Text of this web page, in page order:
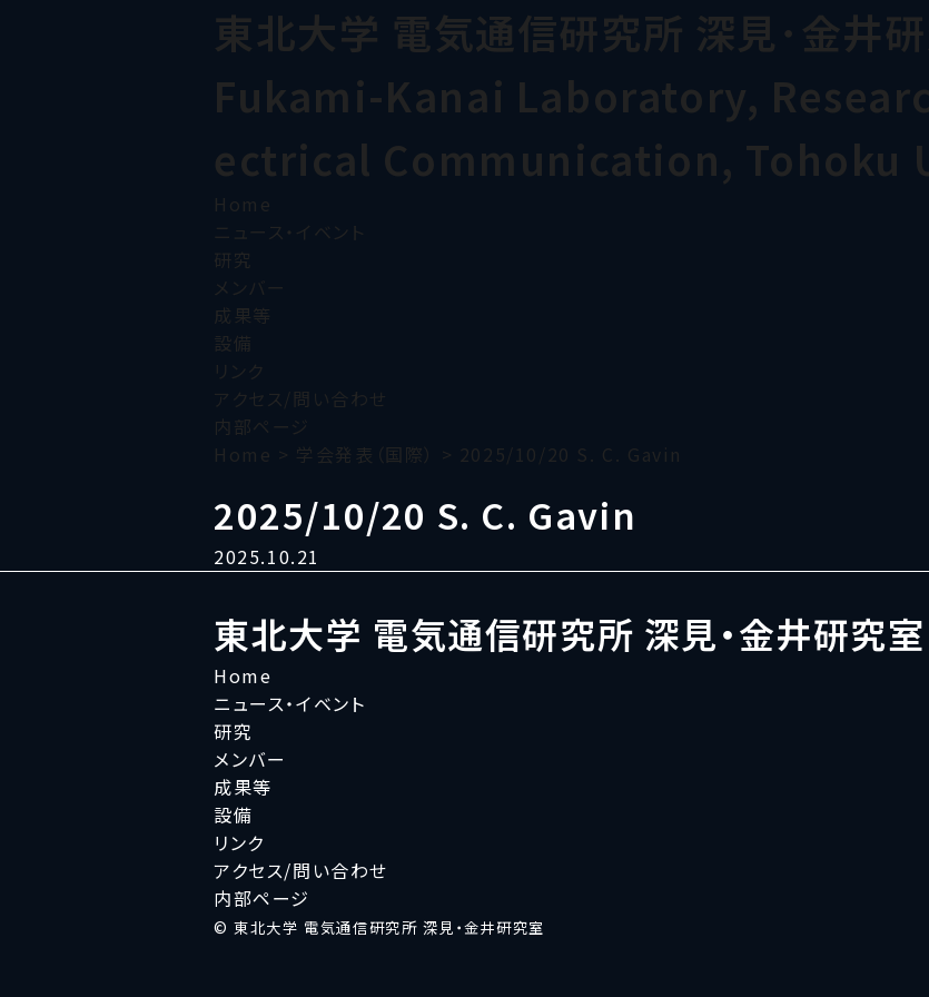
東北大学 電気通信研究所 深見･金井
Fukami-Kanai Laboratory,
ectrical Communication, Tohoku
Home
ニュース・イベント
研究
メンバー
成果等
設備
リンク
アクセス/問い合わせ
内部ページ
Home > 学会発表（国際） > 2025/10/20 S. C. Gavin
2025/10/20 S. C. Gavin
2025.10.21
東北大学 電気通信研究所 深見・金井研究室
Home
ニュース・イベント
研究
メンバー
成果等
設備
リンク
アクセス/問い合わせ
内部ページ
© 東北大学 電気通信研究所 深見・金井研究室